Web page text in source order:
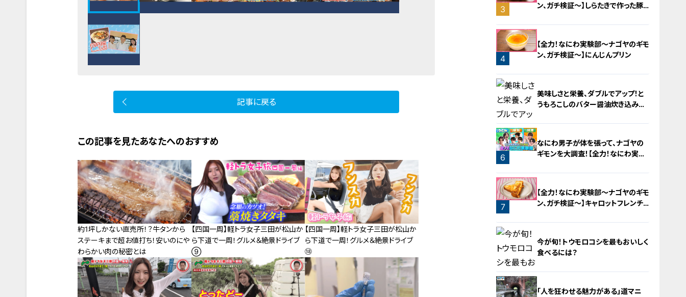
記事に戻る
この記事を見たあなたへのおすすめ
約1坪しかない直売所！？牛タンから
ステーキまで超お値打ち！安いのにや
わらかい肉の秘密とは
【四国一周】軽トラ女子三田が松山か
ら下道で一周！グルメ＆絶景ドライブ
⑨
【四国一周】軽トラ女子三田が松山か
ら下道で一周！グルメ＆絶景ドライブ
⑱
2
3
ン、ガチ検証～】しらたきで作った豚
4
【全力！なにわ実験部～ナゴヤのギモ
ン、ガチ検証～】にんじんプリン
5
美味しさと栄養、ダブルでアップ！と
うもろこしのバター醤油炊き込みご
6
なにわ男子が体を張って、ナゴヤの
ギモンを大調査！【全力！なにわ実験
7
【全力！なにわ実験部～ナゴヤのギモ
ン、ガチ検証～】キャロットフレンチ
今が旬！トウモロコシを最もおいしく
食べるには？
「人を狂わせる魅力がある」道マニ